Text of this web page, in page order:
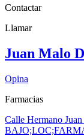
Contactar
Llamar
Juan Malo
Opina
Farmacias
Calle Hermano